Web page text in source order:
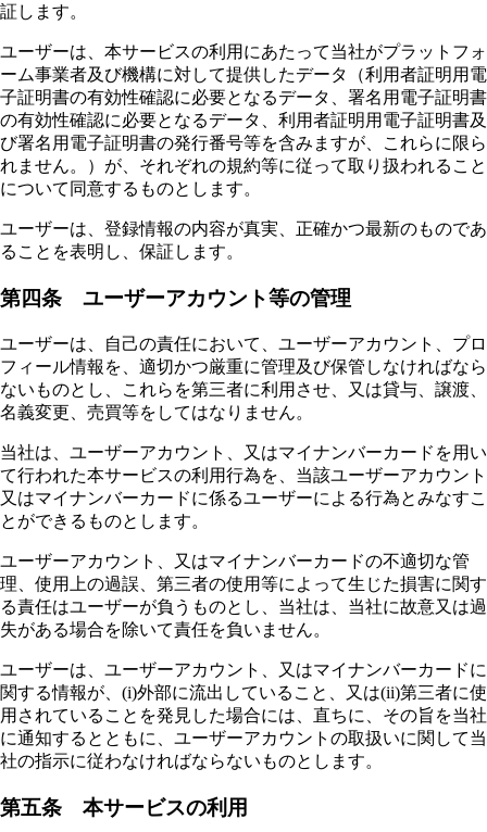
証します。
ユーザーは、本サービスの利用にあたって当社がプラットフォ
ーム事業者及び機構に対して提供したデータ（利用者証明用電
子証明書の有効性確認に必要となるデータ、署名用電子証明書
の有効性確認に必要となるデータ、利用者証明用電子証明書及
び署名用電子証明書の発行番号等を含みますが、これらに限ら
れません。）が、それぞれの規約等に従って取り扱われること
について同意するものとします。
ユーザーは、登録情報の内容が真実、正確かつ最新のものであ
ることを表明し、保証します。
第四条 ユーザーアカウント等の管理
ユーザーは、自己の責任において、ユーザーアカウント、プロ
フィール情報を、適切かつ厳重に管理及び保管しなければなら
ないものとし、これらを第三者に利用させ、又は貸与、譲渡、
名義変更、売買等をしてはなりません。
当社は、ユーザーアカウント、又はマイナンバーカードを用い
て行われた本サービスの利用行為を、当該ユーザーアカウント
又はマイナンバーカードに係るユーザーによる行為とみなすこ
とができるものとします。
ユーザーアカウント、又はマイナンバーカードの不適切な管
理、使用上の過誤、第三者の使用等によって生じた損害に関す
る責任はユーザーが負うものとし、当社は、当社に故意又は過
失がある場合を除いて責任を負いません。
ユーザーは、ユーザーアカウント、又はマイナンバーカードに
関する情報が、(i)外部に流出していること、又は(ii)第三者に使
用されていることを発見した場合には、直ちに、その旨を当社
に通知するとともに、ユーザーアカウントの取扱いに関して当
社の指示に従わなければならないものとします。
第五条 本サービスの利用